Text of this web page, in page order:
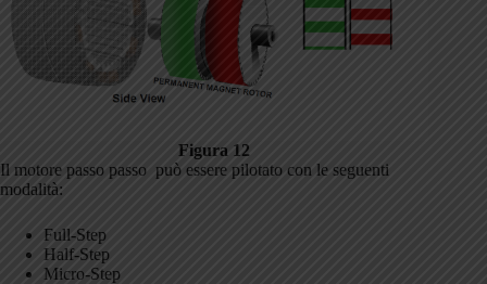
Figura 12
Il motore passo passo può essere pilotato con le seguenti
modalità:
Full-Step
Half-Step
Micro-Step